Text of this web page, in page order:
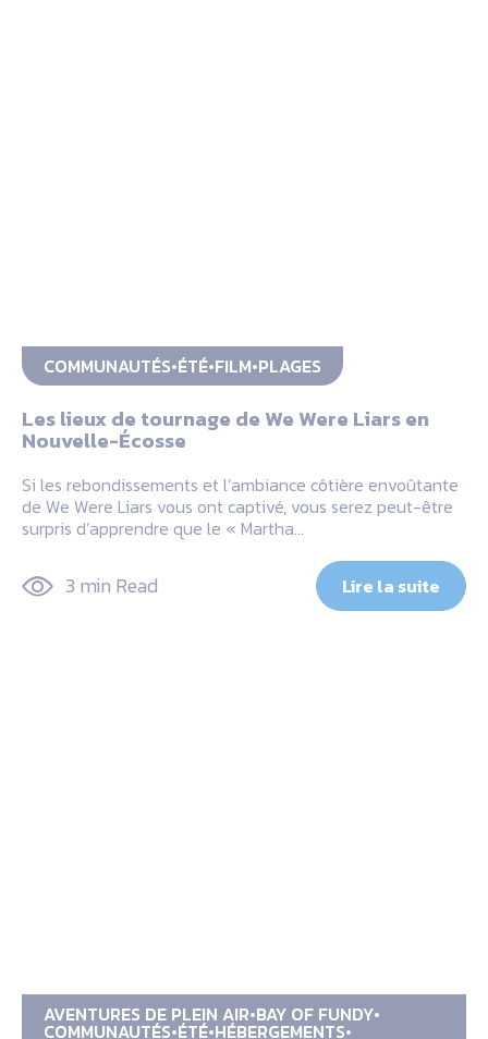
COMMUNAUTÉS ÉTÉ FILM PLAGES
Les lieux de tournage de We Were Liars en
Nouvelle-Écosse
Si les rebondissements et l’ambiance côtière envoûtante
de We Were Liars vous ont captivé, vous serez peut-être
surpris d’apprendre que le « Martha…
3 min Read Lire la suite
AVENTURES DE PLEIN AIR BAY OF FUNDY
COMMUNAUTÉS ÉTÉ HÉBERGEMENTS